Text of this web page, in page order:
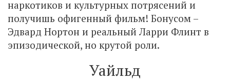
наркотиков и культурных потрясений и
получишь офигенный фильм! Бонусом –
Эдвард Нортон и реальный Ларри Флинт в
эпизодической, но крутой роли.
Уайльд